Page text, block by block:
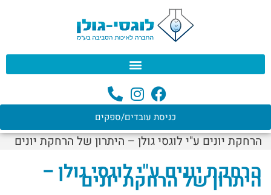
כניסת עובדים/ספקים
הרחקת יונים ע"י לוגסי גולן – היתרון של הרחקת יונים
הרחקת יונים ע"י לוגסי גולן –
היתרון של הרחקת יונים